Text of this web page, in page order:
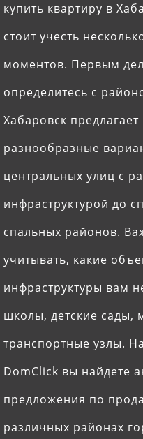
купить квартиру в
стоит учесть
моментов. Первым
определитесь с
Хабаровск предлагает
разнообразные
центральных улиц с
инфраструктурой до
спальных районов.
учитывать, какие
инфраструктуры вам
школы, детские сады,
транспортные узлы.
DomClick вы найдете
предложения по
различных районах